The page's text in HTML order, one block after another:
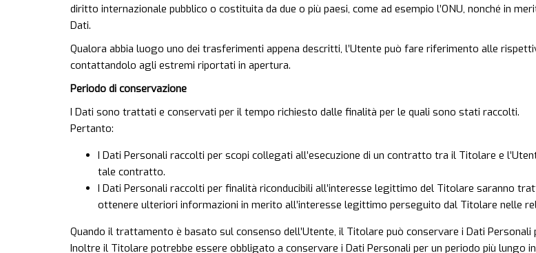
diritto internazionale pubblico o costituita da due o più paesi, come ad esempio l’ONU, nonché in
Dati.
Qualora abbia luogo uno dei trasferimenti appena descritti, l’Utente può fare riferimento alle
contattandolo agli estremi riportati in apertura.
Periodo di conservazione
I Dati sono trattati e conservati per il tempo richiesto dalle finalità per le quali sono stati raccolti.
Pertanto:
I Dati Personali raccolti per scopi collegati all’esecuzione di un contratto tra il Titolare e
tale contratto.
I Dati Personali raccolti per finalità riconducibili all’interesse legittimo del Titolare saranno
ottenere ulteriori informazioni in merito all’interesse legittimo perseguito dal Titolare nelle
Quando il trattamento è basato sul consenso dell’Utente, il Titolare può conservare i Dati
Inoltre il Titolare potrebbe essere obbligato a conservare i Dati Personali per un periodo più lungo